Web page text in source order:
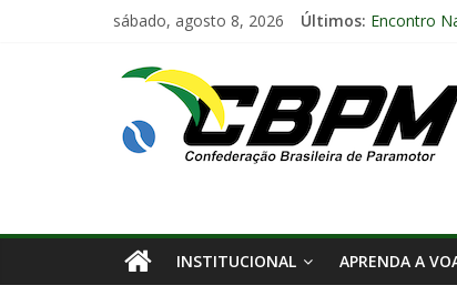
sábado, agosto 8, 2026 Últimos: Encontro
Decisão Nº
INSTITUCIONAL APRENDA A